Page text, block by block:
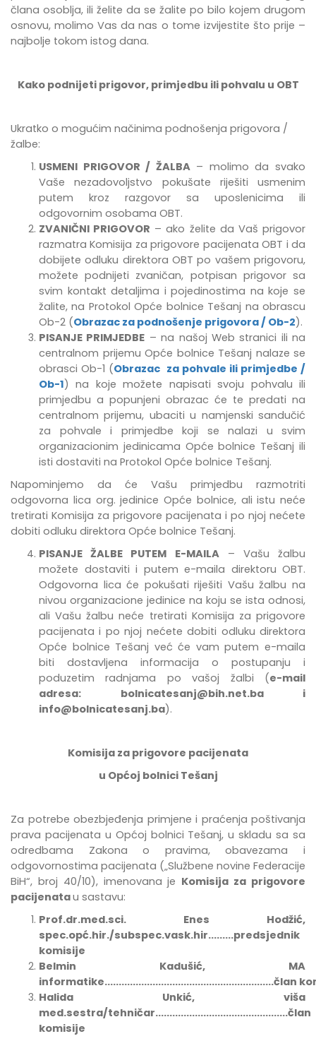
člana osoblja, ili želite da se žalite po bilo kojem drugom
osnovu, molimo Vas da nas o tome izvijestite što prije –
najbolje tokom istog dana.
Kako podnijeti prigovor, primjedbu ili pohvalu u OBT
Ukratko o mogućim načinima podnošenja prigovora /
žalbe:
USMENI PRIGOVOR / ŽALBA– molimo da svako
Vaše nezadovoljstvo pokušate riješiti usmenim
putem kroz razgovor sa uposlenicima ili
odgovornim osobama OBT.
ZVANIČNI PRIGOVOR – ako želite da Vaš prigovor
razmatra Komisija za prigovore pacijenata OBT i da
dobijete odluku direktora OBT po vašem prigovoru,
možete podnijeti zvaničan, potpisan prigovor sa
svim kontakt detaljima i pojedinostima na koje se
žalite, na Protokol Opće bolnice Tešanj na obrascu
Ob-2 (Obrazac za podnošenje prigovora / Ob-2).
PISANJE PRIMJEDBE –na našoj Web stranici ili na
centralnom prijemu Opće bolnice Tešanj nalaze se
obrasci Ob-1 (Obrazac za pohvale ili primjedbe /
Ob-1) na koje možete napisati svoju pohvalu ili
primjedbu a popunjeni obrazac će te predati na
centralnom prijemu, ubaciti u namjenski sandučić
za pohvale i primjedbe
koji se nalazi u svim
organizacionim jedinicama Opće bolnice Tešanj ili
isti dostaviti na Protokol Opće bolnice Tešanj.
Napominjemo da će Vašu primjedbu razmotriti
odgovorna lica org. jedinice Opće bolnice, ali istu neće
tretirati Komisija za prigovore pacijenata i po njoj nećete
dobiti odluku direktora Opće bolnice Tešanj.
PISANJE ŽALBE PUTEM E-MAILA– Vašu žalbu
možete dostaviti i putem e-maila direktoru OBT.
Odgovorna lica će pokušati riješiti Vašu žalbu na
nivou organizacione jedinice na koju se ista odnosi,
ali Vašu žalbu neće tretirati Komisija za prigovore
pacijenata i po njoj nećete dobiti odluku direktora
Opće bolnice Tešanj već će vam putem e-maila
biti dostavljena informacija o postupanju i
poduzetim radnjama po vašoj žalbi (e-mail
adresa: bolnicatesanj@bih.net.bai
info@bolnicatesanj.ba).
Komisija za prigovore pacijenata
u Općoj bolnici Tešanj
Za potrebe obezbjeđenja primjene i praćenja poštivanja
prava pacijenata u Općoj bolnici Tešanj,u skladu sa sa
odredbama Zakona o pravima, obavezama i
odgovornostima pacijenata („Službene novine Federacije
BiH“, broj 40/10), imenovana je Komisija za prigovore
pacijenatau sastavu:
Prof.dr.med.sci. Enes Hodžić,
spec.opć.hir./subspec.vask.hir.........predsjednik
komisije
Belmin Kadušić, MA
informatike............................................................član
Halida Unkić, viša
med.sestra/tehničar...............................................član
komisije